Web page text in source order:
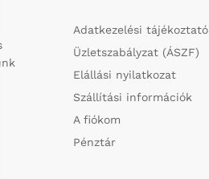
Adatkezelési tájékoztató
Üzletszabályzat (ÁSZF)
Elállási nyilatkozat
Szállítási információk
A fiókom
Pénztár